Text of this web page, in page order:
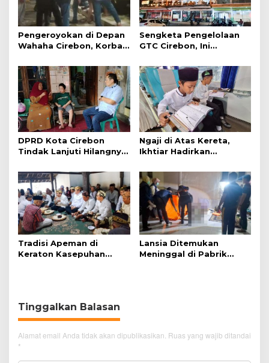
Pengeroyokan di Depan
Wahaha Cirebon, Korban
Polisi
Sengketa Pengelolaan
GTC Cirebon, Ini
Simanjuntak
DPRD Kota Cirebon
Tindak Lanjuti Hilangnya
Disabilitas
Ngaji di Atas Kereta,
Ikhtiar Hadirkan
Nyaman
Tradisi Apeman di
Keraton Kasepuhan
Lansia Ditemukan
Meninggal di Pabrik
Tinggalkan Balasan
Alamat email Anda tidak akan dipublikasikan. Ruas yang wajib ditandai
*